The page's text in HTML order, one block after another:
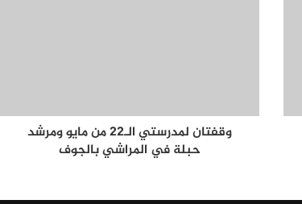
وقفتان لمدرستي الـ22 من مايو ومرشد
حبلة في المراشي بالجوف